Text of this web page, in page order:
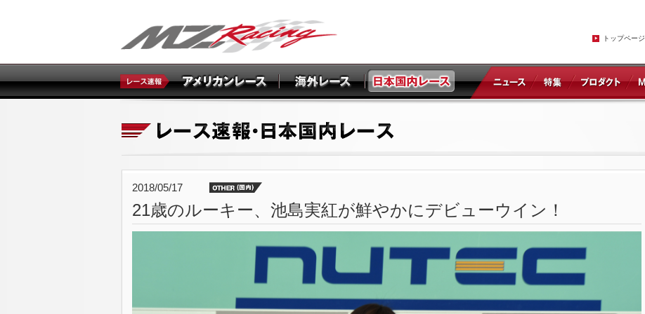
トップページ
2018/05/17
21歳のルーキー、池島実紅が鮮やかにデビューウイン！